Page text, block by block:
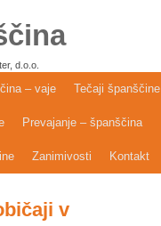
– vaje Tečaji španščine
Prevajanje – španščina
Zanimivosti Kontakt
v